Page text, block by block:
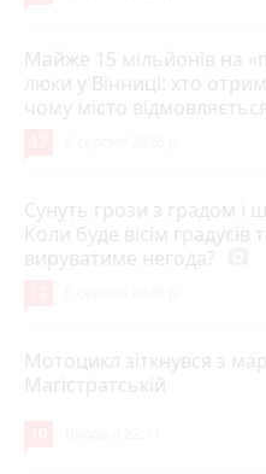
Майже 15 мільйонів на
люки у Вінниці: хто
чому місто
Сунуть грози з градом і
Коли буде вісім градусів
вируватиме негода?
Мотоцикл зіткнувся з
Магістратській